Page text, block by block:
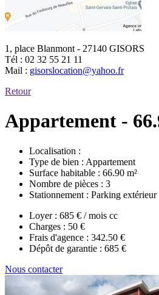
1, place Blanmont - 27140 GISORS
Tél : 02 32 55 21 11
Mail : gisorslocation@yahoo.fr
Retour
Appartement -
Localisation :
Type de bien : Appartement
Surface habitable : 66.90 m²
Nombre de pièces : 3
Stationnement : Parking extérieur
Loyer : 685 € / mois cc
Charges : 50 €
Frais d'agence : 342.50 €
Dépôt de garantie : 685 €
Nous contacter